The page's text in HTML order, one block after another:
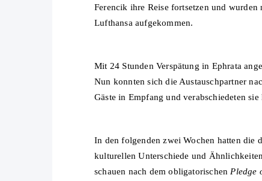
Ferencik ihre Reise fortsetzen und
Lufthansa aufgekommen.
Mit 24 Stunden Verspätung in Ephrata
Nun konnten sich die Austauschpartner
Gäste in Empfang und verabschiedeten
In den folgenden zwei Wochen hatten die
kulturellen Unterschiede und
schauen nach dem obligatorischen Pledge